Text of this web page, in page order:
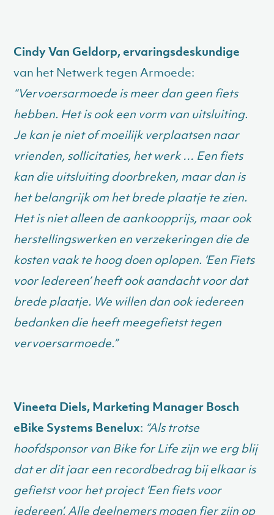
Cindy Van Geldorp, ervaringsdeskundige
van het Netwerk tegen Armoede:
“Vervoersarmoede is meer dan geen fiets
hebben. Het is ook een vorm van uitsluiting.
Je kan je niet of moeilijk verplaatsen naar
vrienden, sollicitaties, het werk … Een fiets
kan die uitsluiting doorbreken, maar dan is
het belangrijk om het brede plaatje te zien.
Het is niet alleen de aankoopprijs, maar ook
herstellingswerken en verzekeringen die de
kosten vaak te hoog doen oplopen. ‘Een Fiets
voor Iedereen’ heeft ook aandacht voor dat
brede plaatje. We willen dan ook iedereen
bedanken die heeft meegefietst tegen
vervoersarmoede.”
Vineeta Diels, Marketing Manager Bosch
eBike Systems Benelux: “Als trotse
hoofdsponsor van Bike for Life zijn we erg blij
dat er dit jaar een recordbedrag bij elkaar is
gefietst voor het project ‘Een fiets voor
iedereen’. Alle deelnemers mogen fier zijn op